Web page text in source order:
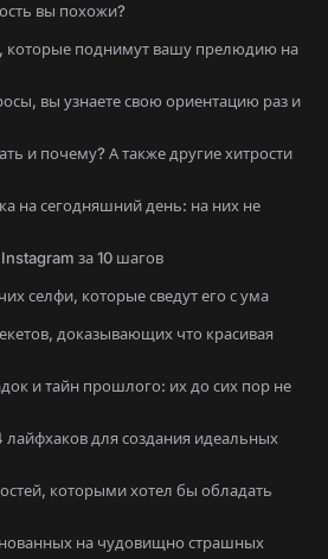
вы похожи?
которые поднимут вашу прелюдию на
вы узнаете свою ориентацию раз и
и почему? А также другие хитрости
на сегодняшний день: на них не
за 10 шагов
селфи, которые сведут его с ума
доказывающих что красивая
и тайн прошлого: их до сих пор не
лайфхаков для создания идеальных
которыми хотел бы обладать
на чудовищно страшных